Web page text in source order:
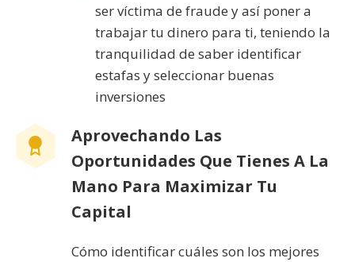
ser víctima de fraude y así poner a
trabajar tu dinero para ti, teniendo la
tranquilidad de saber identificar
estafas y seleccionar buenas
inversiones
Aprovechando Las
Oportunidades Que Tienes A La
Mano Para Maximizar Tu
Capital
Cómo identificar cuáles son los mejores